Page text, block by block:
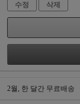
수정 삭제
2월, 한 달간 무료배송